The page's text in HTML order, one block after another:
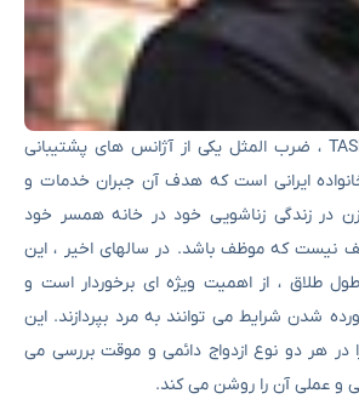
به گفته خبرگزاری TASNIM ، ضرب المثل یکی از آژانس های پشتیبانی
ایرانی است که هدف آن جبران خدمات و
در زندگی زناشویی خود در خانه همسر خود
نیست که موظف باشد. در سالهای اخیر ، این
طلاق ، از اهمیت ویژه ای برخوردار است و
شدن شرایط می توانند به مرد بپردازند. این
در هر دو نوع ازدواج دائمی و موقت بررسی می
و عملی آن را روشن می کند.